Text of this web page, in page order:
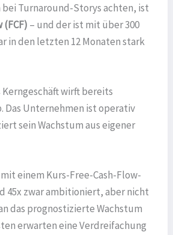
Turnaround-Storys achten, ist
(FCF) – und der ist mit über 300
in den letzten 12 Monaten stark
wirft bereits
Das Unternehmen ist operativ
sein Wachstum aus eigener
einem Kurs-Free-Cash-Flow-
45x zwar ambitioniert, aber nicht
das prognostizierte Wachstum
erwarten eine Verdreifachung